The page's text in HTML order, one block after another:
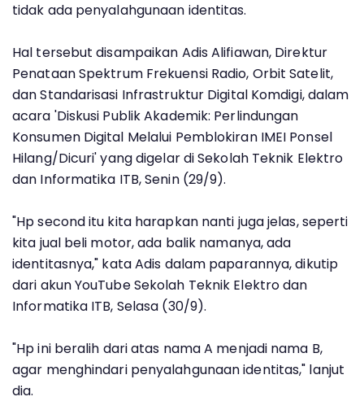
tidak ada penyalahgunaan identitas.
Hal tersebut disampaikan Adis Alifiawan, Direktur
Penataan Spektrum Frekuensi Radio, Orbit Satelit,
dan Standarisasi Infrastruktur Digital Komdigi, dalam
acara 'Diskusi Publik Akademik: Perlindungan
Konsumen Digital Melalui Pemblokiran IMEI Ponsel
Hilang/Dicuri' yang digelar di Sekolah Teknik Elektro
dan Informatika ITB, Senin (29/9).
"Hp second itu kita harapkan nanti juga jelas, seperti
kita jual beli motor, ada balik namanya, ada
identitasnya," kata Adis dalam paparannya, dikutip
dari akun YouTube Sekolah Teknik Elektro dan
Informatika ITB, Selasa (30/9).
"Hp ini beralih dari atas nama A menjadi nama B,
agar menghindari penyalahgunaan identitas," lanjut
dia.